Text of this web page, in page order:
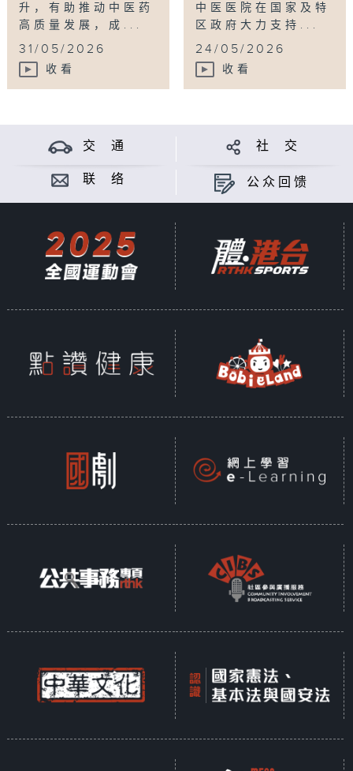
升，有助推动中医药
高质量发展，成...
31/05/2026
收看
中医医院在国家及特
区政府大力支持...
24/05/2026
收看
交 通 社 交
联 络 公众回馈